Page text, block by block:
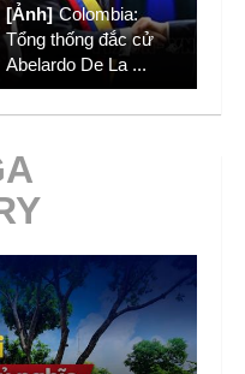
[Ảnh] Colombia:
Tổng thống đắc cử
Abelardo De La ...